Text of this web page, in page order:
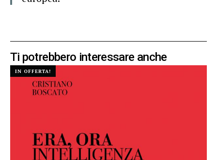
Ti potrebbero interessare anche
IN OFFERTA!